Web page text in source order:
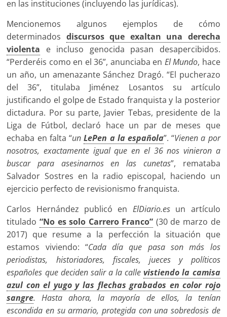
en las instituciones (incluyendo las jurídicas).
Mencionemos algunos ejemplos de cómo
determinados discursos que exaltan una derecha
violenta e incluso genocida pasan desapercibidos.
“Perderéis como en el 36”, anunciaba en El Mundo, hace
un año, un amenazante Sánchez Dragó. “El pucherazo
del 36”, titulaba Jiménez Losantos su artículo
justificando el golpe de Estado franquista y la posterior
dictadura. Por su parte, Javier Tebas, presidente de la
Liga de Fútbol, declaró hace un par de meses que
echaba en falta “unLePen a la española”. “Vienen a por
nosotros, exactamente igual que en el 36 nos vinieron a
buscar para asesinarnos en las cunetas”, remataba
Salvador Sostres en la radio episcopal, haciendo un
ejercicio perfecto de revisionismo franquista.
Carlos Hernández publicó en ElDiario.esun artículo
titulado“No es solo Carrero Franco” (30 de marzo de
2017) que resume a la perfección la situación que
estamos viviendo: “Cada día que pasa son más los
periodistas, historiadores, fiscales, jueces y políticos
españoles que deciden salir a la callevistiendo la camisa
azul con el yugo y las flechas grabados en color rojo
sangre. Hasta ahora, la mayoría de ellos, la tenían
escondida en su armario, protegida con una sobredosis de